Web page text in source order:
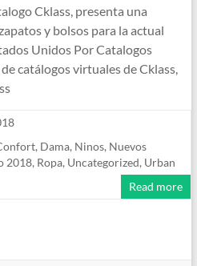
Cklass, presenta una
y bolsos para la actual
Unidos Por Catalogos
catálogos virtuales de Cklass,
, Dama, Ninos, Nuevos
2018, Ropa, Uncategorized, Urban
Read more